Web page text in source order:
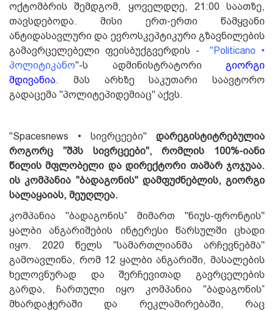
ოქტომბრის შემდგომ, ყოველდღე, 21:00 საათზე,
თავსდებოდა. მისი ერთ-ერთი წამყვანი
ანტიდასავლური და ევროსკეპტიკური გზავნილების
გამავრცელებელი ფეისბუქგვერდის -
"Politicano •
პოლიტიკანო"-ს ადმინისტრატორი გიორგი
მდივანია. მას არხზე საკუთარი საავტორო
გადაცემა ''პოლიტეპიდემიაც'' აქვს.
"Spacesnews • სივრცეები" დარეგისტიტრებულია
როგორც "შპს სივრცეები", რომლის 100%-იანი
წილის მფლობელი და დირექტორი თამარ ჯოჯუაა.
ის კომპანია "ბადაგონის" დამფუძნებლის, გიორგი
სალაყაიას, მეუღლეა.
კომპანია "ბადაგონის” მიმართ "ნიუს-ფრონტის"
ყალბი ანგარიშების ინტერესი წარსულში ცხადი
იყო. 2020 წელს "სამართლიანმა არჩევნებმა"
გამოავლინა, რომ 12 ყალბი ანგარიში, მასალების
ხელოვნურად და შერჩევითად გავრცელების
გარდა, ჩართული იყო კომპანია "ბადაგონის”
მხარდაჭერაში და რეკლამირებაში, რაც